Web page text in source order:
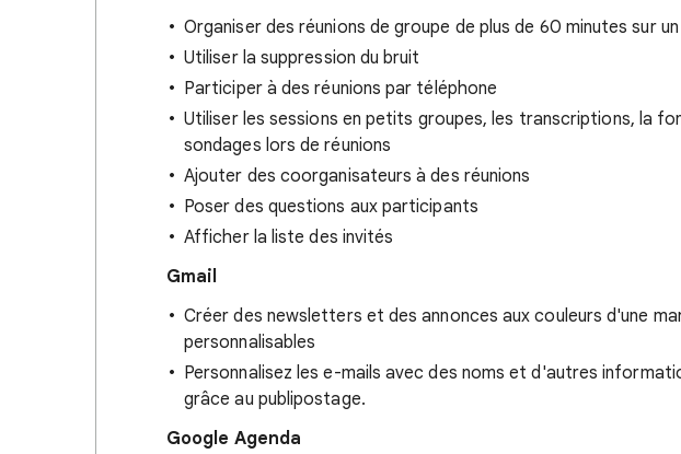
Organiser des réunions de groupe de plus de 60 minutes sur
Utiliser la suppression du bruit
Participer à des réunions par téléphone
Utiliser les sessions en petits groupes, les transcriptions, la
sondages lors de réunions
Ajouter des coorganisateurs à des réunions
Poser des questions aux participants
Afficher la liste des invités
Gmail
Créer des newsletters et des annonces aux couleurs d'une
personnalisables
Personnalisez les e-mails avec des noms et d'autres
grâce au publipostage.
Google Agenda